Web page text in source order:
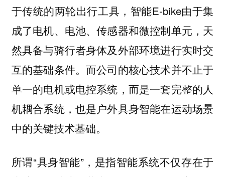
于传统的两轮出行工具，智能E-bike由于集
成了电机、电池、传感器和微控制单元，天
然具备与骑行者身体及外部环境进行实时交
互的基础条件。而公司的核心技术并不止于
单一的电机或电控系统，而是一套完整的人
机耦合系统，也是户外具身智能在运动场景
中的关键技术基础。
所谓“具身智能”，是指智能系统不仅存在于